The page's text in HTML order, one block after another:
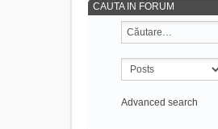
CAUTA IN FORUM
Advanced search